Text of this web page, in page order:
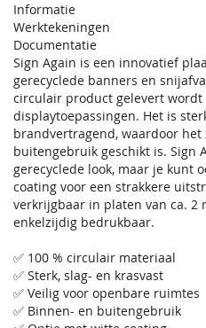
Informatie
Werktekeningen
Documentatie
Sign Again is een innovatief
gerecyclede banners en
circulair product gelevert wordt
displaytoepassingen. Het is
brandvertragend, waardoor het
buitengebruik geschikt is. Sign
gerecyclede look, maar je kunt
coating voor een strakkere
verkrijgbaar in platen van ca. 2
enkelzijdig bedrukbaar.
✅ 100 % circulair materiaal
✅ Sterk, slag- en krasvast
✅ Veilig voor openbare ruimtes
✅ Binnen- en buitengebruik